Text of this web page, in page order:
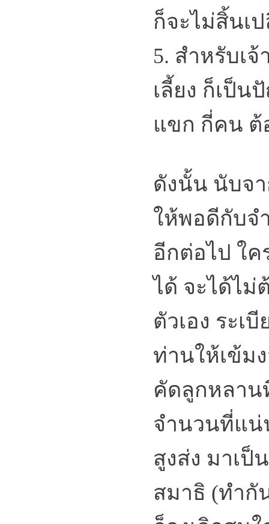
ก็จะไม่สิ้นเ
5. สำหรับเ
เลี้ยง ก็เป็น
แขก กี่คน ต้
ดังนั้น นับจา
ให้พอดีกับจ
อีกต่อไป ใค
ได้ จะได้ไม่
ตัวเอง ระเ
ท่านให้เข้ม
คัดลูกหลาน
จำนวนที่แน่
สูงส่ง มาเป็
สมาธิ (ทำกั